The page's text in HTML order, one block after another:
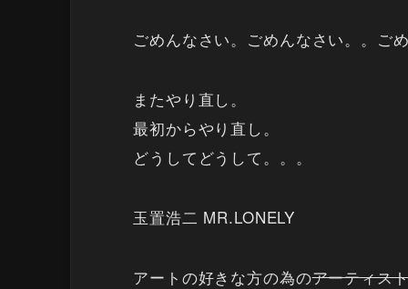
ごめんなさい。ごめんなさい。。ご
またやり直し。
最初からやり直し。
どうしてどうして。。。
玉置浩二 MR.LONELY
アートの好きな方の為のアーティス